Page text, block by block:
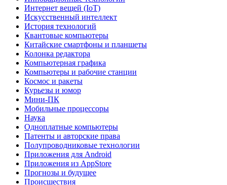
Интернет вещей (IoT)
Искусственный интеллект
История технологий
Квантовые компьютеры
Китайские смартфоны и планшеты
Колонка редактора
Компьютерная графика
Компьютеры и рабочие станции
Космос и ракеты
Курьезы и юмор
Мини-ПК
Мобильные процессоры
Наука
Одноплатные компьютеры
Патенты и авторские права
Полупроводниковые технологии
Приложения для Android
Приложения из AppStore
Прогнозы и будущее
Происшествия